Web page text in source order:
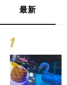
最新